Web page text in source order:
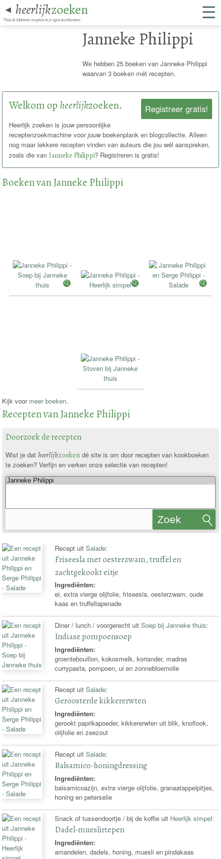
◄ heerlijkzoeken
Vind de lekkerste recepten in je eigen kookboeken. ☰
Janneke Philippi
We hebben 25 boeken van Janneke Philippi
waarvan 3 boeken mét recepten.
Registreer gratis!
Welkom op heerlijkzoeken.
Heerlijk zoeken is jouw persoonlijke
receptenzoekmachine voorjouwboekenplank en blogcollectie. Alleen
nog maar lekkere recepten vinden van auteurs die jou wél aanspreken,
zoals die vanJanneke Philippi? Registreren is gratis!
Boeken van Janneke Philippi
Kijk voor meer boeken.
Recepten van Janneke Philippi
Doorzoek de recepten
Wist je dat heerlijkzoekendé site is om door recepten van kookboeken
te zoeken? Verfijn en verken onze selectie van recepten!
Zoek
Recept uitSalade:
Friseesla met oesterzwam, truffel en
zachtgekookt eitje
Ingrediënten:
ei, extra vierge olijfolie, friseesla, oesterzwam, oude
kaas en truffeltapenade
Diner / lunch / voorgerecht uitSoep bij Janneke thuis:
Indiase pompoensoep
Ingrediënten:
groentebouillon, kokosmelk, koriander, madras
currypasta, pompoen, ui en zonnebloemolie
Recept uitSalade:
Geroosterde kikkererwten
Ingrediënten:
gerookt paprikapoeder, kikkererwten uit blik, knoflook,
olijfolie en zeezout
Recept uitSalade:
Balsamico-honingdressing
Ingrediënten:
balsamicoazijn, extra vierge olijfolie, granaatappelpitjes,
honing en peterselie
Snack of tussendoortje / bij de koffie uit Heerlijk simpel:
Dadel-mueslirtepen
Ingrediënten:
amandelen, dadels, honing, muesli en pindakaas